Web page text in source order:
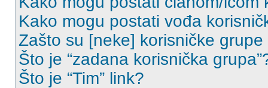
Kako mogu postati vođa
Zašto su [neke] korisničke
Što je “zadana korisnička
Što je “Tim” link?